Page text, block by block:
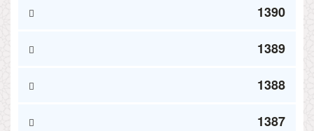
1390
1389
1388
1387